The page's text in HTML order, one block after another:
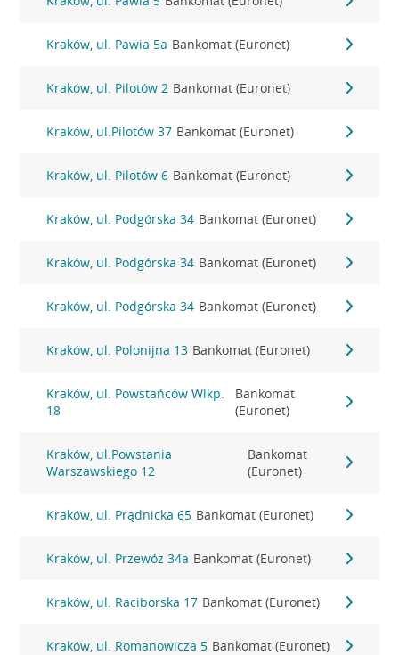
Kraków, ul. Pawia 5a Bankomat (Euronet)
Kraków, ul. Pilotów 2 Bankomat (Euronet)
Kraków, ul.Pilotów 37 Bankomat (Euronet)
Kraków, ul. Pilotów 6 Bankomat (Euronet)
Kraków, ul. Podgórska 34 Bankomat (Euronet)
Kraków, ul. Podgórska 34 Bankomat (Euronet)
Kraków, ul. Podgórska 34 Bankomat (Euronet)
Kraków, ul. Polonijna 13 Bankomat (Euronet)
Kraków, ul. Powstańców Wlkp.
18
Bankomat
(Euronet)
Kraków, ul.Powstania
Warszawskiego 12
Bankomat
(Euronet)
Kraków, ul. Prądnicka 65 Bankomat (Euronet)
Kraków, ul. Przewóz 34a Bankomat (Euronet)
Kraków, ul. Raciborska 17 Bankomat (Euronet)
Kraków, ul. Romanowicza 5 Bankomat (Euronet)